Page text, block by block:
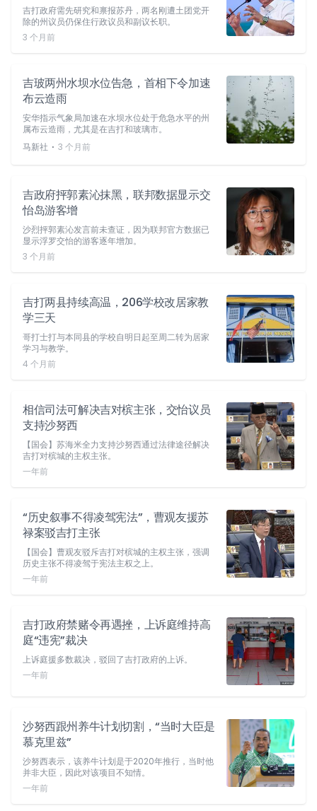
吉打政府需先研究和禀报苏丹，两名刚遭土团党开
除的州议员仍保住行政议员和副议长职。
3 个月前
吉玻两州水坝水位告急，首相下令加速
布云造雨
安华指示气象局加速在水坝水位处于危急水平的州
属布云造雨，尤其是在吉打和玻璃市。
马新社 ⋅ 3 个月前
吉政府抨郭素沁抹黑，联邦数据显示交
怡岛游客增
沙烈抨郭素沁发言前未查证，因为联邦官方数据已
显示浮罗交怡的游客逐年增加。
3 个月前
吉打两县持续高温，206学校改居家教
学三天
哥打士打与本同县的学校自明日起至周二转为居家
学习与教学。
4 个月前
相信司法可解决吉对槟主张，交怡议员
支持沙努西
【国会】苏海米全力支持沙努西通过法律途径解决
吉打对槟城的主权主张。
一年前
“历史叙事不得凌驾宪法”，曹观友援苏
禄案驳吉打主张
【国会】曹观友驳斥吉打对槟城的主权主张，强调
历史主张不得凌驾于宪法主权之上。
一年前
吉打政府禁赌令再遇挫，上诉庭维持高
庭“违宪”裁决
上诉庭援多数裁决，驳回了吉打政府的上诉。
一年前
沙努西跟州养牛计划切割，“当时大臣是
慕克里兹”
沙努西表示，该养牛计划是于2020年推行，当时他
并非大臣，因此对该项目不知情。
一年前